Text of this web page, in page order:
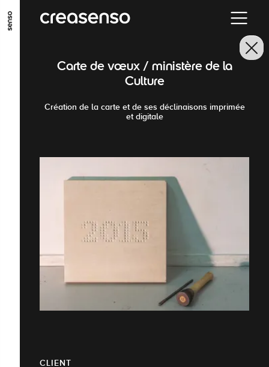
GO TO MAIN CONTENT GO TO MAIN MENU
Carte de vœux / ministère de la
Culture
Création de la carte et de ses déclinaisons imprimée
et digitale
CLIENT